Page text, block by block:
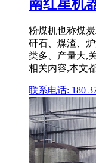
南红星机
粉煤机也称煤
矸石、煤渣、
类多、产量大,
相关内容,本文
联系电话: 180